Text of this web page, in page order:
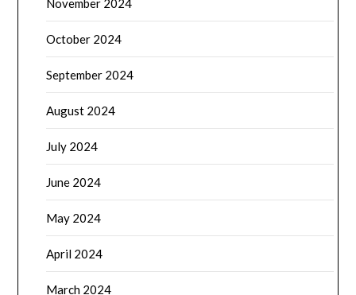
November 2024
October 2024
September 2024
August 2024
July 2024
June 2024
May 2024
April 2024
March 2024